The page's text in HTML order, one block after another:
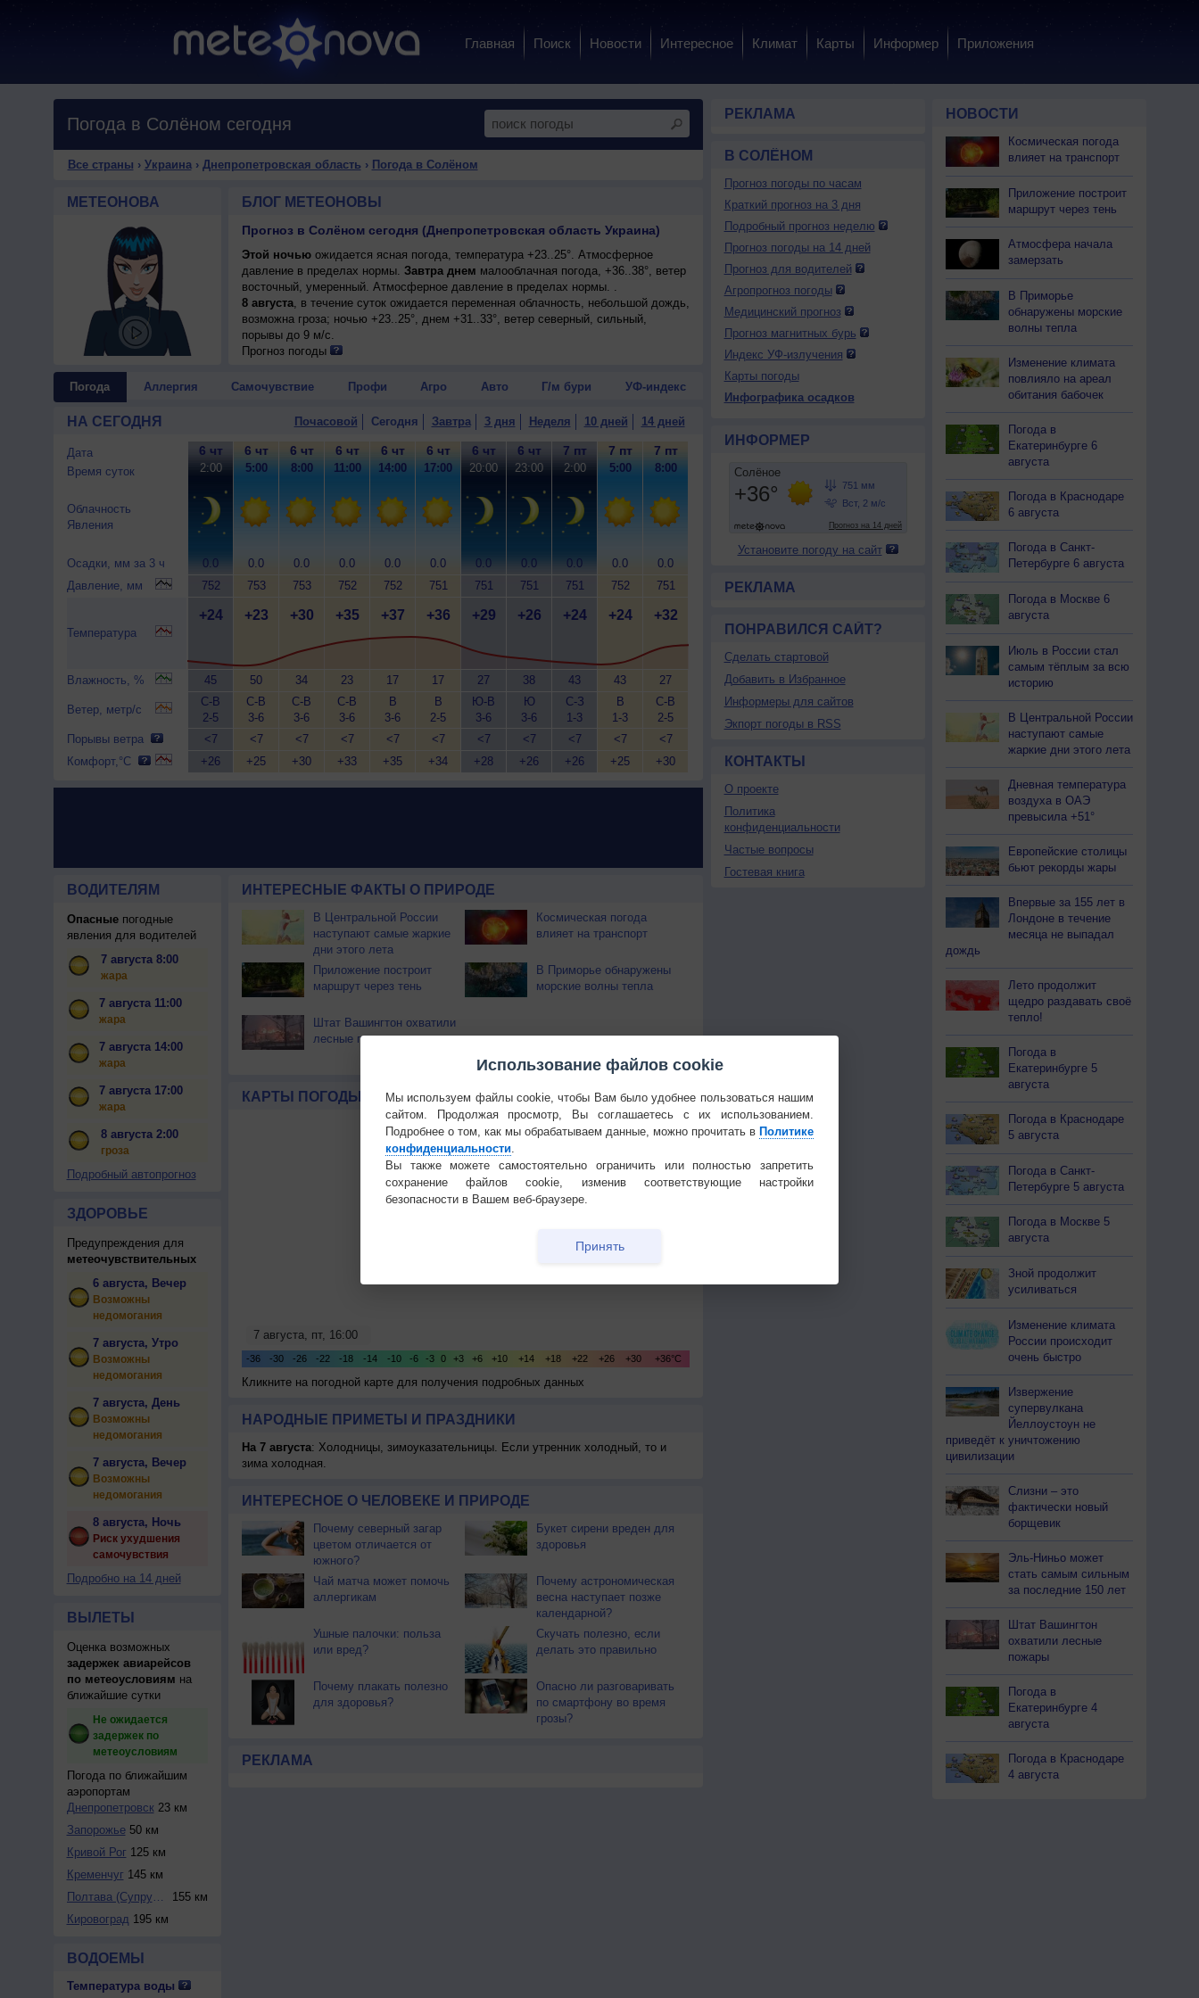
Главная Поиск Новости Интересное Климат Карты Информер Приложения
Погода в Солёном сегодня
Все страны › Украина› Днепропетровская область › Погода в Солёном
МЕТЕОНОВА БЛОГ МЕТЕОНОВЫ
Прогноз в Солёном сегодня (Днепропетровская область Украина)
Этой ночьюожидается ясная погода, температура +23..25°. Атмосферное
давление в пределах нормы. Завтра днем малооблачная погода, +36..38°, ветер
восточный, умеренный. Атмосферное давление в пределах нормы. .
8 августа, в течение суток ожидается переменная облачность, небольшой дождь,
возможна гроза; ночью +23..25°, днем +31..33°, ветер северный, сильный,
порывы до 9 м/с.
Прогноз погоды
Погода Аллергия Самочувствие Профи Агро Авто Г/м бури УФ-индекс
НА СЕГОДНЯ Почасовой Сегодня Завтра 3 дня Неделя 10 дней 14 дней
Дата
Время суток
Облачность
Явления
Осадки, мм за 3 ч
Давление, мм
Температура
Влажность, %
Ветер, метр/с
Порывы ветра
Комфорт,°C
6 чт
2:00
0.0
752
+24
45
С-В
2-5
<7
+26
6 чт
5:00
0.0
753
+23
50
С-В
3-6
<7
+25
6 чт
8:00
0.0
753
+30
34
С-В
3-6
<7
+30
6 чт
11:00
0.0
752
+35
23
С-В
3-6
<7
+33
6 чт
14:00
0.0
752
+37
17
В
3-6
<7
+35
6 чт
17:00
0.0
751
+36
17
В
2-5
<7
+34
6 чт
20:00
0.0
751
+29
27
Ю-В
3-6
<7
+28
6 чт
23:00
0.0
751
+26
38
Ю
3-6
<7
+26
7 пт
2:00
0.0
751
+24
43
С-З
1-3
<7
+26
7 пт
5:00
0.0
752
+24
43
В
1-3
<7
+25
7 пт
8:00
0.0
751
+32
27
С-В
2-5
<7
+30
ВОДИТЕЛЯМ
Опасныепогодные
явления для водителей
7 августа 8:00
жара
7 августа 11:00
жара
7 августа 14:00
жара
7 августа 17:00
жара
8 августа 2:00
гроза
Подробный автопрогноз
ЗДОРОВЬЕ
Предупреждения для
метеочувствительных
6 августа, Вечер
Возможны
недомогания
7 августа, Утро
Возможны
недомогания
7 августа, День
Возможны
недомогания
7 августа, Вечер
Возможны
недомогания
8 августа, Ночь
Риск ухудшения
самочувствия
Подробно на 14 дней
ВЫЛЕТЫ
Оценка возможных
задержек авиарейсов
по метеоусловиям на
ближайшие сутки
Не ожидается
задержек по
метеоусловиям
Погода по ближайшим
аэропортам
Днепропетровск23 км
Запорожье50 км
Кривой Рог 125 км
Кременчуг 145 км
Полтава (Супрунов...
155 км
Кировоград 195 км
ВОДОЕМЫ
Температура воды
ИНТЕРЕСНЫЕ ФАКТЫ О ПРИРОДЕ
В Центральной России
наступают самые жаркие
дни этого лета
Космическая погода
влияет на транспорт
Приложение построит
маршрут через тень
В Приморье обнаружены
морские волны тепла
Штат Вашингтон охватили
лесные пожары
КАРТЫ ПОГОДЫ Температура Облачность Осадки
Кликните на погодной карте для получения подробных данных
НАРОДНЫЕ ПРИМЕТЫ И ПРАЗДНИКИ
На 7 августа: Холодницы, зимоуказательницы. Если утренник холодный, то и
зима холодная.
ИНТЕРЕСНОЕ О ЧЕЛОВЕКЕ И ПРИРОДЕ
Почему северный загар
цветом отличается от
южного?
Букет сирени вреден для
здоровья
Чай матча может помочь
аллергикам
Почему астрономическая
весна наступает позже
календарной?
Ушные палочки: польза
или вред?
Скучать полезно, если
делать это правильно
Почему плакать полезно
для здоровья?
Опасно ли разговаривать
по смартфону во время
грозы?
РЕКЛАМА
РЕКЛАМА
В СОЛЁНОМ
Прогноз погоды по часам
Краткий прогноз на 3 дня
Подробный прогноз неделю
Прогноз погоды на 14 дней
Прогноз для водителей
Агропрогноз погоды
Медицинский прогноз
Прогноз магнитных бурь
Индекс УФ-излучения
Карты погоды
Инфографика осадков
ИНФОРМЕР
Установите погоду на сайт
РЕКЛАМА
ПОНРАВИЛСЯ САЙТ?
Сделать стартовой
Добавить в Избранное
Информеры для сайтов
Экпорт погоды в RSS
КОНТАКТЫ
О проекте
Политика
конфиденциальности
Частые вопросы
Гостевая книга
НОВОСТИ
Космическая погода
влияет на транспорт
Приложение построит
маршрут через тень
Атмосфера начала
замерзать
В Приморье
обнаружены морские
волны тепла
Изменение климата
повлияло на ареал
обитания бабочек
Погода в
Екатеринбурге 6
августа
Погода в Краснодаре
6 августа
Погода в Санкт-
Петербурге 6 августа
Погода в Москве 6
августа
Июль в России стал
самым тёплым за всю
историю
В Центральной России
наступают самые
жаркие дни этого лета
Дневная температура
воздуха в ОАЭ
превысила +51°
Европейские столицы
бьют рекорды жары
Впервые за 155 лет в
Лондоне в течение
месяца не выпадал
дождь
Лето продолжит
щедро раздавать своё
тепло!
Погода в
Екатеринбурге 5
августа
Погода в Краснодаре
5 августа
Погода в Санкт-
Петербурге 5 августа
Погода в Москве 5
августа
Зной продолжит
усиливаться
Изменение климата
России происходит
очень быстро
Извержение
супервулкана
Йеллоустоун не
приведёт к уничтожению
цивилизации
Слизни – это
фактически новый
борщевик
Эль-Ниньо может
стать самым сильным
за последние 150 лет
Штат Вашингтон
охватили лесные
пожары
Погода в
Екатеринбурге 4
августа
Погода в Краснодаре
4 августа
Использование файлов cookie
Мы используем файлы cookie, чтобы Вам было удобнее пользоваться нашим
сайтом. Продолжая просмотр, Вы соглашаетесь с их использованием.
Подробнее о том, как мы обрабатываем данные, можно прочитать в Политике
конфиденциальности
Вы также можете самостоятельно ограничить или полностью запретить
сохранение файлов cookie, изменив соответствующие настройки
безопасности в Вашем веб-браузере.
Принять